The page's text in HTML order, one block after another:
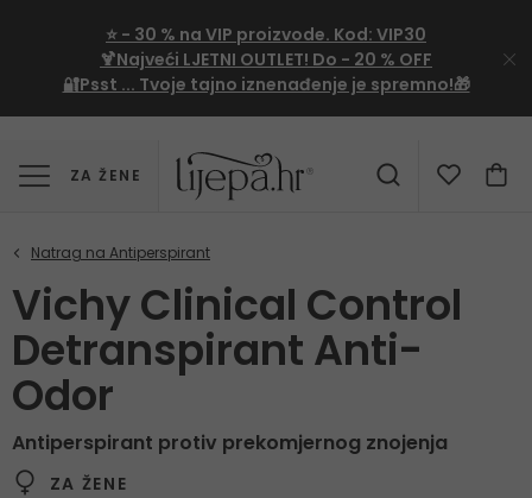
⭐ - 30 % na VIP proizvode. Kod: VIP30
🍹Najveći LJETNI OUTLET! Do - 20 % OFF
🔐Psst ... Tvoje tajno iznenađenje je spremno!🎁
ZA ŽENE
Vichy Clinical Control
Detranspirant Anti-
Odor
Antiperspirant protiv prekomjernog znojenja
ZA ŽENE